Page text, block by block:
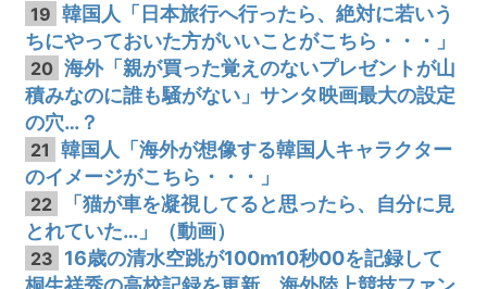
19 韓国人「日本旅行へ行ったら、絶対に若いう
ちにやっておいた方がいいことがこちら・・・」
20 海外「親が買った覚えのないプレゼントが山
積みなのに誰も騒がない」サンタ映画最大の設定
の穴…？
21
韓国人「海外が想像する韓国人キャラクター
のイメージがこちら・・・」
22
「猫が車を凝視してると思ったら、自分に見
とれていた…」（動画）
23 16歳の清水空跳が100m10秒00を記録して